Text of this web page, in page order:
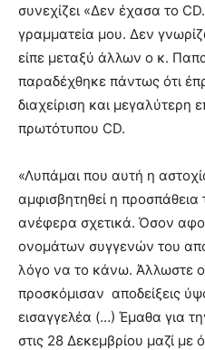
συνεχίζει «Δεν έχασα το
γραμματεία μου. Δεν
είπε μεταξύ άλλων ο κ.
παραδέχθηκε πάντως ότι
διαχείριση και μεγαλύτερη
πρωτότυπου CD.
«Λυπάμαι που αυτή η
αμφισβητηθεί η
ανέφερα σχετικά. Όσον
ονομάτων συγγενών του από
λόγο να το κάνω. Άλλωστε
προσκόμισαν αποδείξεις
εισαγγελέα (…) Έμαθα για
στις 28 Δεκεμβρίου μαζί με